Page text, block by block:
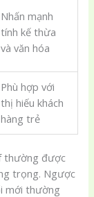
Nhấn mạnh
tính kế thừa
và văn hóa
Phù hợp với
thị hiếu khách
hàng trẻ
thường được
trọng. Ngược
mới thường